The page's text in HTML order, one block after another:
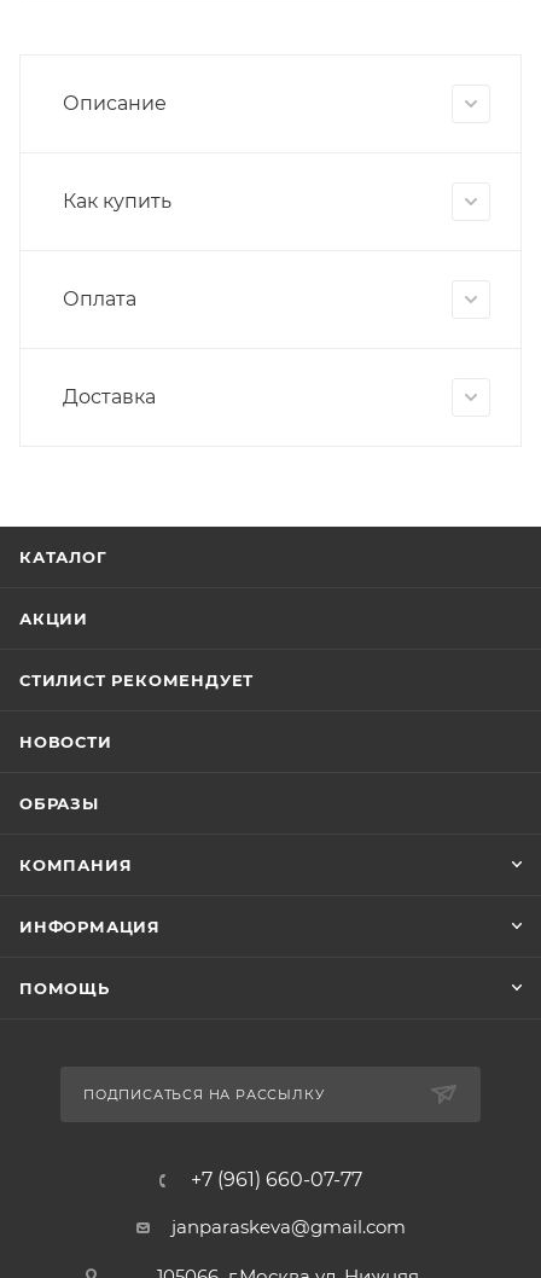
Описание
Как купить
Оплата
Доставка
КАТАЛОГ
АКЦИИ
СТИЛИСТ РЕКОМЕНДУЕТ
НОВОСТИ
ОБРАЗЫ
КОМПАНИЯ
ИНФОРМАЦИЯ
ПОМОЩЬ
ПОДПИСАТЬСЯ НА РАССЫЛКУ
+7 (961) 660-07-77
janparaskeva@gmail.com